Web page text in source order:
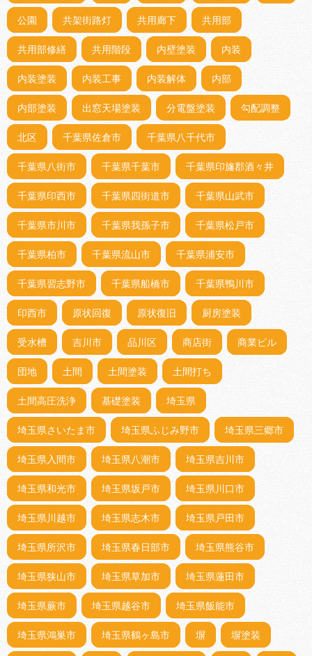
公園 共架街路灯 共用廊下 共用部
共用部修繕 共用階段 内壁塗装 内装
内装塗装 内装工事 内装解体 内部
内部塗装 出窓天場塗装 分電盤塗装 勾配調整
北区 千葉県佐倉市 千葉県八千代市
千葉県八街市 千葉県千葉市 千葉県印旛郡酒々井
千葉県印西市 千葉県四街道市 千葉県山武市
千葉県市川市 千葉県我孫子市 千葉県松戸市
千葉県柏市 千葉県流山市 千葉県浦安市
千葉県習志野市 千葉県船橋市 千葉県鴨川市
印西市 原状回復 原状復旧 厨房塗装
受水槽 吉川市 品川区 商店街 商業ビル
団地 土間 土間塗装 土間打ち
土間高圧洗浄 基礎塗装 埼玉県
埼玉県さいたま市 埼玉県ふじみ野市 埼玉県三郷市
埼玉県入間市 埼玉県八潮市 埼玉県吉川市
埼玉県和光市 埼玉県坂戸市 埼玉県川口市
埼玉県川越市 埼玉県志木市 埼玉県戸田市
埼玉県所沢市 埼玉県春日部市 埼玉県熊谷市
埼玉県狭山市 埼玉県草加市 埼玉県蓮田市
埼玉県蕨市 埼玉県越谷市 埼玉県飯能市
埼玉県鴻巣市 埼玉県鶴ヶ島市 塀 塀塗装